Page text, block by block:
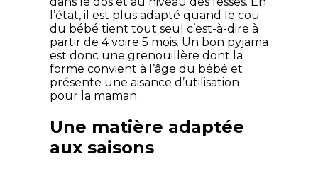
l’état, il est plus adapté quand le cou
du bébé tient tout seul c’est-à-dire à
partir de 4 voire 5 mois. Un bon pyjama
est donc une grenouillère dont la
forme convient à l’âge du bébé et
présente une aisance d’utilisation
pour la maman.
Une matière adaptée
aux saisons